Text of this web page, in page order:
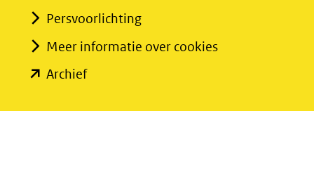
Persvoorlichting
Meer informatie over cookies
Archief(opent